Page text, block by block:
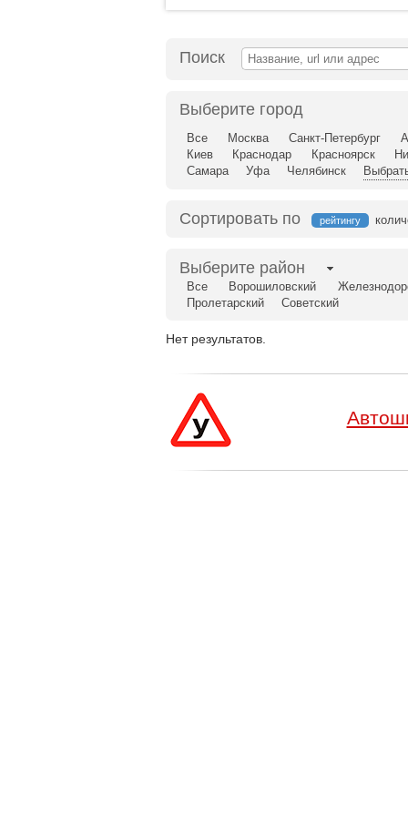
Поиск
Выберите город
Все Москва Санкт-Петербург
Киев
Краснодар Красноярск
Самара
Уфа Челябинск
Сортировать по рейтингу
Выберите район
Все Ворошиловский
Пролетарский
Советский
Нет результатов.